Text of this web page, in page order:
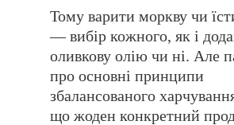
Тому варити моркву чи
— вибір кожного, як і
оливкову олію чи ні. Але
про основні принципи
збалансованого
що жоден конкретний